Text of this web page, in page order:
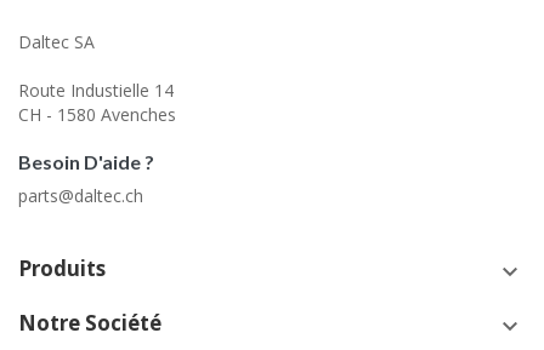
Daltec SA
Route Industielle 14
CH - 1580 Avenches
Besoin D'aide ?
parts@daltec.ch
Produits keyboard_arrow_down
Notre Société keyboard_arrow_down